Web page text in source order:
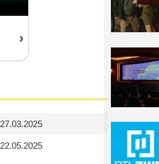
27.03.2025
22.05.2025